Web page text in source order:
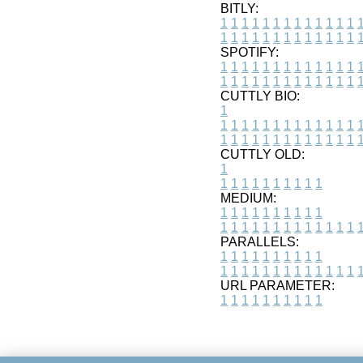
BITLY:
1 1 1 1 1 1 1 1 1 1 1 1 1 1
1 1 1 1 1 1 1 1 1 1 1 1 1 1
SPOTIFY:
1 1 1 1 1 1 1 1 1 1 1 1 1 1
1 1 1 1 1 1 1 1 1 1 1 1 1 1
CUTTLY BIO:
1
1 1 1 1 1 1 1 1 1 1 1 1 1 1
1 1 1 1 1 1 1 1 1 1 1 1 1 1
CUTTLY OLD:
1
1 1 1 1 1 1 1 1 1 1
MEDIUM:
1 1 1 1 1 1 1 1 1 1
1 1 1 1 1 1 1 1 1 1 1 1 1 1
PARALLELS:
1 1 1 1 1 1 1 1 1 1
1 1 1 1 1 1 1 1 1 1 1 1 1 1
URL PARAMETER:
1 1 1 1 1 1 1 1 1 1